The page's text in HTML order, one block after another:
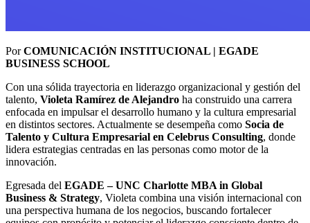
PorCOMUNICACIÓN INSTITUCIONAL | EGADE
BUSINESS SCHOOL
Con una sólida trayectoria en liderazgo organizacional y gestión del
talento, Violeta Ramírez de Alejandro ha construido una carrera
enfocada en impulsar el desarrollo humano y la cultura empresarial
en distintos sectores. Actualmente se desempeña como Socia de
Talento y Cultura Empresarial en Celebrus Consulting, donde
lidera estrategias centradas en las personas como motor de la
innovación.
Egresada del EGADE – UNC Charlotte MBA in Global
Business & Strategy, Violeta combina una visión internacional con
una perspectiva humana de los negocios, buscando fortalecer